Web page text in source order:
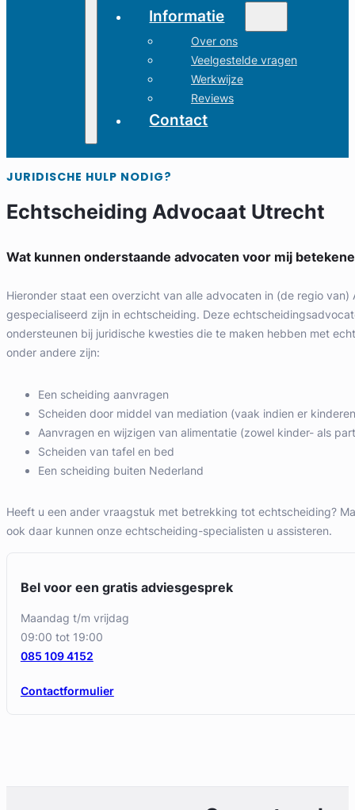
Informatie
Over ons
Veelgestelde vragen
Werkwijze
Reviews
Contact
JURIDISCHE HULP NODIG?
Echtscheiding Advocaat Utrecht
Wat kunnen onderstaande advocaten voor mij
Hieronder staat een overzicht van alle advocaten in (de regio van)
gespecialiseerd zijn in echtscheiding. Deze
ondersteunen bij juridische kwesties die te maken hebben met
onder andere zijn:
Een scheiding aanvragen
Scheiden door middel van mediation (vaak indien er
Aanvragen en wijzigen van alimentatie (zowel kinder- als
Scheiden van tafel en bed
Een scheiding buiten Nederland
Heeft u een ander vraagstuk met betrekking tot echtscheiding?
ook daar kunnen onze echtscheiding-specialisten u assisteren.
Bel voor een gratis adviesgesprek
maandag t/m vrijdag
09:00 tot 19:00
Contactformulier
085 109 4152